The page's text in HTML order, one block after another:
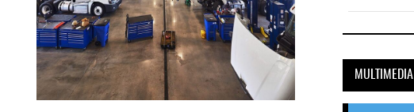
MULTIMEDIA